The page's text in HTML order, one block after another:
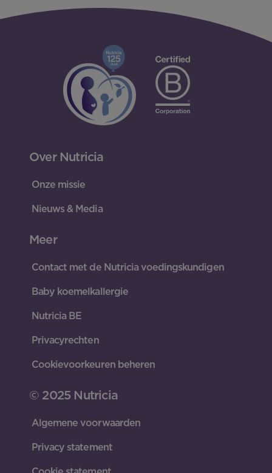
Over Nutricia
Onze missie
Nieuws & Media
Meer
Contact met de Nutricia voedingskundigen
Baby koemelkallergie
Nutricia BE
Privacyrechten
Cookievoorkeuren beheren
© 2025 Nutricia
Algemene voorwaarden
Privacy statement